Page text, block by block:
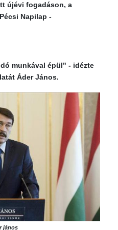
újévi fogadáson, a
Napilap -
munkával épül" - idézte
Áder János.
jános